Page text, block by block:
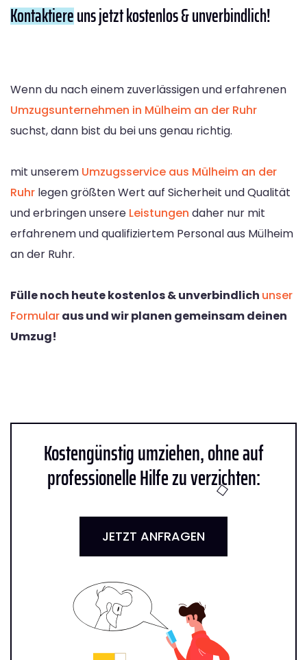
Kontaktiereuns jetzt kostenlos & unverbindlich!
Wenn du nach einem zuverlässigen und erfahrenen
Umzugsunternehmen in Mülheim an der Ruhr
suchst, dann bist du bei uns genau richtig.
mit unserem Umzugsservice aus Mülheim an der
Ruhr legen größten Wert auf Sicherheit und Qualität
und erbringen unsere Leistungen daher nur mit
erfahrenem und qualifiziertem Personal aus Mülheim
an der Ruhr.
Fülle noch heute kostenlos & unverbindlich unser
Formularaus und wir planen gemeinsam deinen
Umzug!
Kostengünstig umziehen, ohne auf
professionelle Hilfe zu verzichten:
JETZT ANFRAGEN